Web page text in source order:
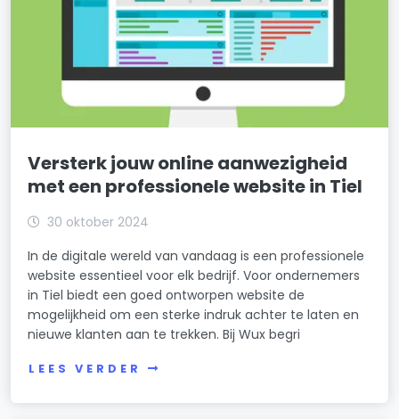
Versterk jouw online aanwezigheid
met een professionele website in Tiel
30 oktober 2024
In de digitale wereld van vandaag is een professionele
website essentieel voor elk bedrijf. Voor ondernemers
in Tiel biedt een goed ontworpen website de
mogelijkheid om een sterke indruk achter te laten en
nieuwe klanten aan te trekken. Bij Wux begri
LEES VERDER